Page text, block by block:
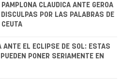
PAMPLONA CLAUDICA ANTE GEROA
POR LAS PALABRAS DE
CEUTA
ANTE EL ECLIPSE DE SOL: ESTAS
PONER SERIAMENTE EN